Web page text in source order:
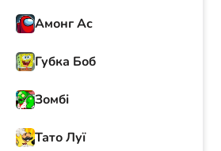
Амонг Ас
Губка Боб
Зомбі
Тато Луї